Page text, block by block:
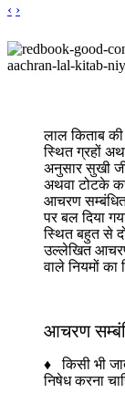
‹ ›
लाल किताब
स्थित ग्रहों
अनुसार सुखी
अथवा टोटके
आचरण
पर बल दिया
स्थित बहुत से
उल्लेखित
वाले नियमों का
आचरण
♦ किसी भी
निषेध करना